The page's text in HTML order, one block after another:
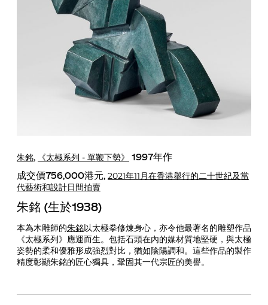
朱銘, 《太極系列 - 單鞭下勢》
1997年作
成交價756,000港元, 2021年11月在香港舉行的二十世紀及當
代藝術和設計日間拍賣
朱銘 (生於1938)
本為木雕師的朱銘以太極拳修煉身心，亦令他最著名的雕塑作品
《太極系列》應運而生。包括石頭在內的媒材質地堅硬，與太極
姿勢的柔和優雅形成強烈對比，猶如陰陽調和。這些作品的製作
精度彰顯朱銘的匠心獨具，鞏固其一代宗匠的美譽。